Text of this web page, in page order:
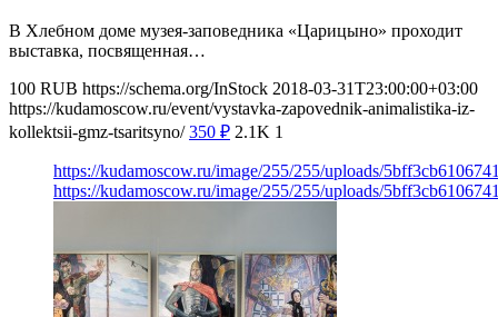
В Хлебном доме музея-заповедника «Царицыно» проходит
выставка, посвященная…
100 RUB https://schema.org/InStock 2018-03-31T23:00:00+03:00
https://kudamoscow.ru/event/vystavka-zapovednik-animalistika-iz-
kollektsii-gmz-tsaritsyno/ 350 ₽ 2.1K 1
https://kudamoscow.ru/image/255/255/uploads/
https://kudamoscow.ru/image/255/255/uploads/